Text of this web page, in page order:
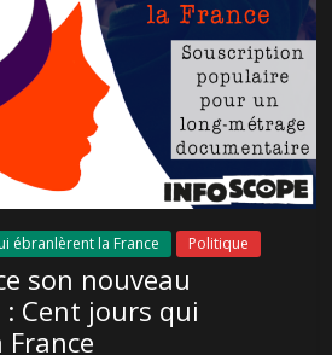
ébranlèrent la France Politique
son nouveau
Cent jours qui